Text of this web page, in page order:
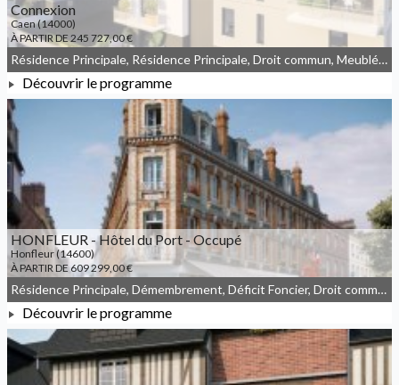
Connexion
Caen (14000)
À PARTIR DE 245 727,00 €
À PARTIR DE 245 727,00 €
Résidence Principale, Résidence Principale, Droit commun, Meublé non géré
Découvrir le programme
HONFLEUR - Hôtel du Port - Occupé
Honfleur (14600)
À PARTIR DE 609 299,00 €
À PARTIR DE 609 299,00 €
Résidence Principale, Démembrement, Déficit Foncier, Droit commun, Meublé non géré
Découvrir le programme